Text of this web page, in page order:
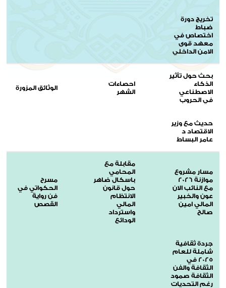
تخريج دورة
ضباط
اختصاص في
معهد قوى
الامن الداخلي
بحث حول تأثير
الذكاء
الاصطناعي
في الحروب
احصاءات
الشهر
الوثائق المزورة
حديث مع وزير
الاقتصاد د
عامر البساط
مسار مشروع
موازنة 2026
مع النائب الان
عون والخبير
المالي امين
صالح
مقابلة مع
المحامي
باسكال ضاهر
حول قانون
الانتظام
المالي
واسترداد
الودائع
مسرح
الحكواتي في
فن رواية
القصص
جردة ثقافية
شاملة للعام
2025 في
الثقافة والفن
الثقافة صمود
رغم التحديات